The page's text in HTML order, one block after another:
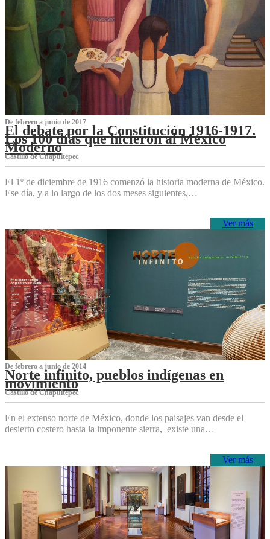
De febrero a junio de 2017
El debate por la Constitución 1916-1917.
Los 100 días que hicieron al México
Moderno
Castillo de Chapultepec
El 1º de diciembre de 1916 comenzó la historia moderna de México.
Ese día, y a lo largo de los dos meses siguientes,…
Ver más
De febrero a junio de 2014
Norte infinito, pueblos indígenas en
movimiento
Castillo de Chapultepec
En el extenso norte de México, donde los paisajes van desde el
desierto costero hasta la imponente sierra, existe una…
Ver más